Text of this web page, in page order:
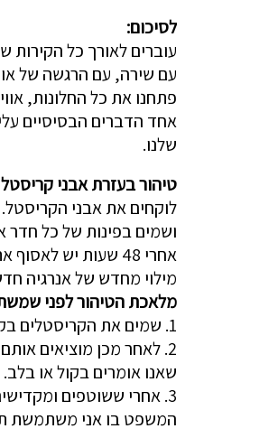
לסיכום:
עוברים לאורך כל הקירות
עם שירה, עם הרגשה של
פתחנו את כל החלונות,
אחד הדברים הבסיסיים
שלנו.
טיהור בעזרת אבני
לוקחים את אבני
ושמים בפינות של כל חדר
אחרי 48 שעות יש
מילוי מחדש של אנרגיה
מלאכת הטיהור לפני
1. שמים את הקריסטלים בקערה עם הרבה מים וחופן גדול של מלח לעשרים וארבע שעות. אפשר גם להשתמש במי ים.
2. לאחר מכן מוציאים
שאנו אומרים בקול או בלב.
3. אחרי ששוטפים ומקדישים לאור שמים אותם לפחות לחצי שעה בשמש.
המשפט בו אני משתמשת